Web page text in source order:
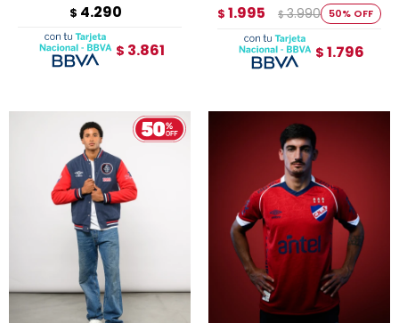
$ 4.290
$ 3.861
$ 1.995 $ 3.990 50
$ 1.796